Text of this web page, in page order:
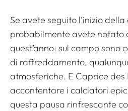
Se avete seguito l’inizio
probabilmente avete notato
quest’anno: sul campo sono
di raffreddamento,
atmosferiche. E Caprice des
accontentare i calciatori
questa pausa rinfrescante